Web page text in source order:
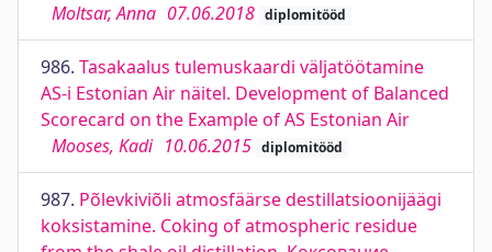
Moltsar, Anna 07.06.2018 diplomitööd
986. Tasakaalus tulemuskaardi väljatöötamine
AS-i Estonian Air näitel. Development of Balanced
Scorecard on the Example of AS Estonian Air
Mooses, Kadi 10.06.2015 diplomitööd
987. Põlevkiviõli atmosfäärse destillatsioonijäägi
koksistamine. Coking of atmospheric residue